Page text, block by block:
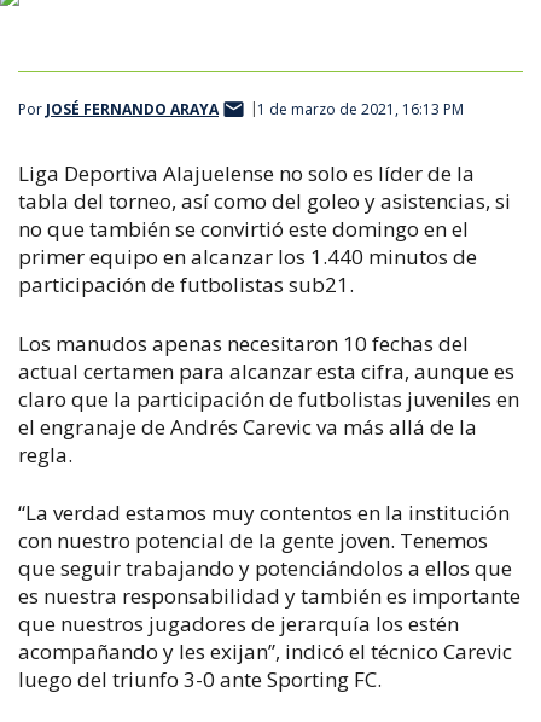
Por JOSÉ FERNANDO ARAYA 1 de marzo de 2021, 16:13 PM
Liga Deportiva Alajuelense no solo es líder de la
tabla del torneo, así como del goleo y asistencias, si
no que también se convirtió este domingo en el
primer equipo en alcanzar los 1.440 minutos de
participación de futbolistas sub21.
Los manudos apenas necesitaron 10 fechas del
actual certamen para alcanzar esta cifra, aunque es
claro que la participación de futbolistas juveniles en
el engranaje de Andrés Carevic va más allá de la
regla.
“La verdad estamos muy contentos en la institución
con nuestro potencial de la gente joven. Tenemos
que seguir trabajando y potenciándolos a ellos que
es nuestra responsabilidad y también es importante
que nuestros jugadores de jerarquía los estén
acompañando y les exijan”, indicó el técnico Carevic
luego del triunfo 3-0 ante Sporting FC.